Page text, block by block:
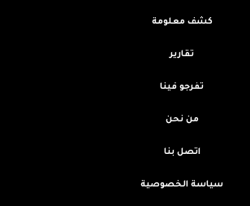
كشف معلومة
تقارير
تفرجو فينا
من نحن
اتصل بنا
سياسة الخصوصية